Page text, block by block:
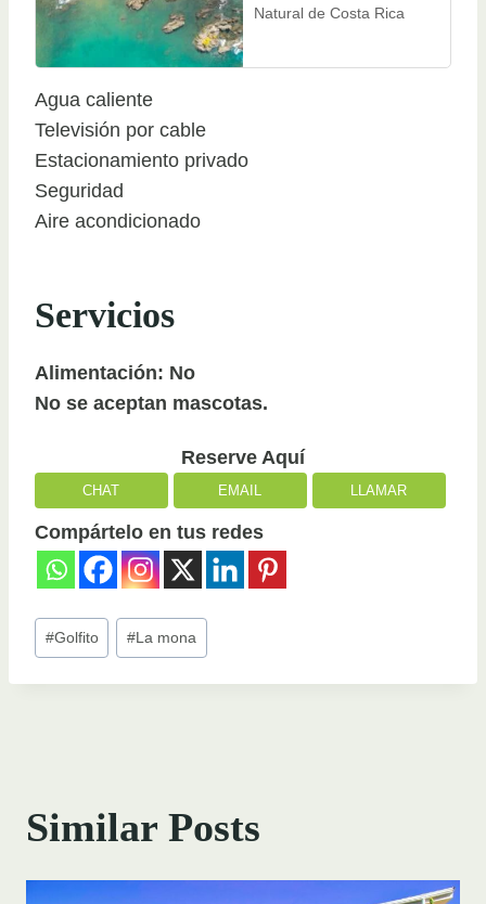
Natural de Costa Rica
Agua caliente
Televisión por cable
Estacionamiento privado
Seguridad
Aire acondicionado
Servicios
Alimentación: No
No se aceptan mascotas.
Reserve Aquí
CHAT EMAIL LLAMAR
Compártelo en tus redes
Post
Tags:
#Golfito #La mona
Similar Posts